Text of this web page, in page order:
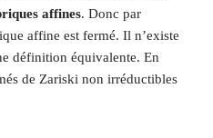
affines. Donc par
affine est fermé. Il n’existe
définition équivalente. En
de Zariski non irréductibles